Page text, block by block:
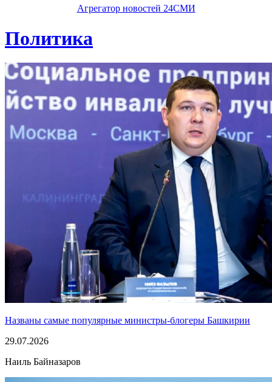
Агрегатор новостей 24СМИ
Политика
Названы самые популярные министры-блогеры Башкирии
29.07.2026
Наиль Байназаров